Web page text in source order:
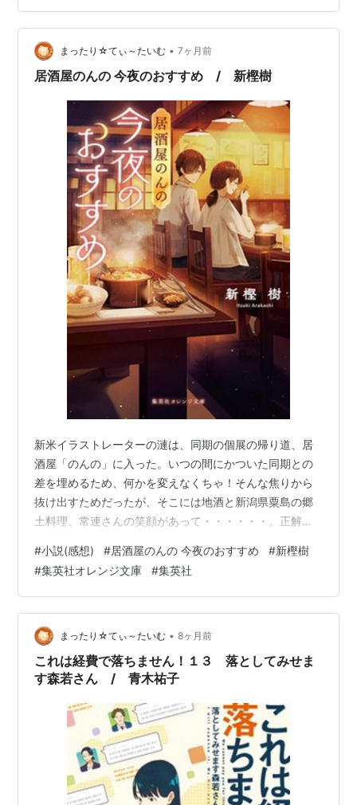
収録。スープ屋さんが舞台の連作短編集。主の人物が変
わりそれぞれの想いなどが読めるので、あの時こう思っ
ていたのかなど分かるのが良かった。一歩踏み出したり
変わった…
まったり☆てぃ～たいむ • 7ヶ月前
居酒屋のんの 今夜のおすすめ / 新樫樹
新米イラストレーターの漣は、同期の個展の帰り道、居
酒屋「のんの」に入った。いつの間にかついた同期との
差を埋めるため、何かを変えなくちゃ！そんな焦りから
抜け出すためだったが、そこには地酒と新潟県粟島の郷
土料理、常連さんの笑顔があって・・・・・・。正解の
一歩を踏み出すのが怖かったりしても、居酒屋「のん
の」のおすすめで今夜も乾杯。優しく見守り安心感を与
えてくれる常連客の嶺さんの隣が、いつしか世界で一番
居心地のいい場所になっていく――。今日が美味しく終
われば、明日もきっと大丈夫。「こんなお店に行きた
い」が詰まった絶品郷土グルメ小説！新米イラストレー
ター…
#小説(感想) #居酒屋のんの 今夜のおすすめ #新樫樹
#集英社オレンジ文庫 #集英社
まったり☆てぃ～たいむ • 8ヶ月前
これは経費で落ちません！１３ 落としてみせま
す森若さん / 青木祐子